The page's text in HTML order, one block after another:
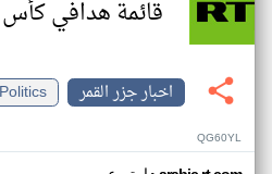
قائمة هدافي كأس
اخبار جزر القمر
Politics
QG60YL